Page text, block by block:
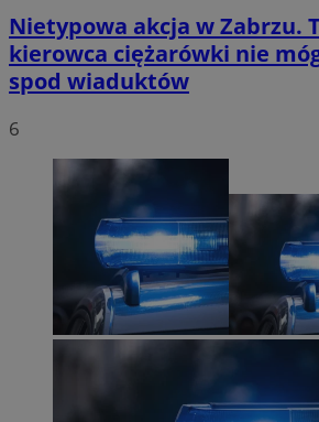
Nietypowa akcja w Zabrzu.
kierowca ciężarówki nie
spod wiaduktów
6